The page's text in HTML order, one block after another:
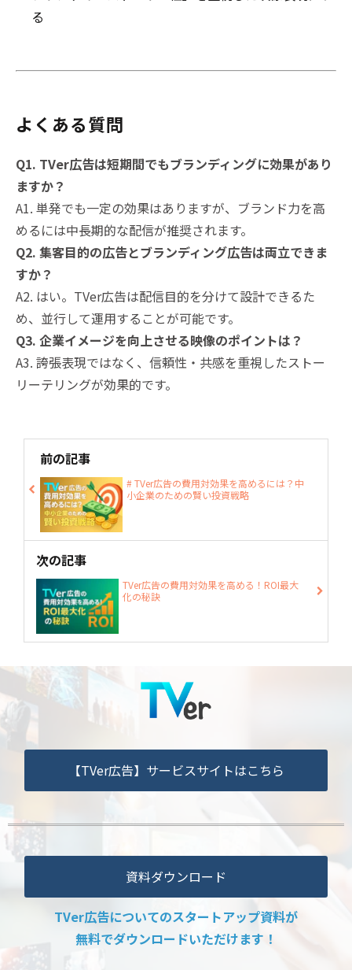
る
よくある質問
Q1. TVer広告は短期間でもブランディングに効果があり
ますか？
A1. 単発でも一定の効果はありますが、ブランド力を高
めるには中長期的な配信が推奨されます。
Q2. 集客目的の広告とブランディング広告は両立できま
すか？
A2. はい。TVer広告は配信目的を分けて設計できるた
め、並行して運用することが可能です。
Q3. 企業イメージを向上させる映像のポイントは？
A3. 誇張表現ではなく、信頼性・共感を重視したストー
リーテリングが効果的です。
前の記事
# TVer広告の費用対効果を高めるには？中
小企業のための賢い投資戦略
次の記事
TVer広告の費用対効果を高める！ROI最大
化の秘訣
【TVer広告】サービスサイトはこちら
資料ダウンロード
TVer広告についてのスタートアップ資料が
無料でダウンロードいただけます！